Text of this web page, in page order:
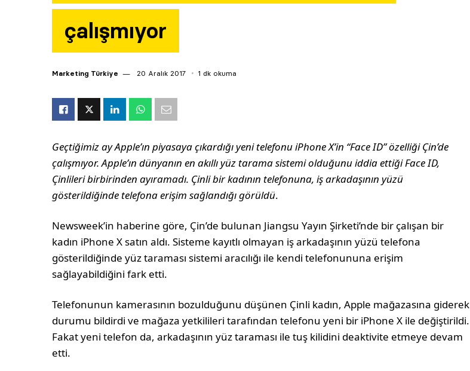
çalışmıyor
Marketing Türkiye 20 Aralık 2017 1 dk okuma
Geçtiğimiz ay Apple’ın piyasaya çıkardığı yeni telefonu iPhone X’in “Face ID” özelliği Çin’de
çalışmıyor. Apple’ın dünyanın en akıllı yüz tarama sistemi olduğunu iddia ettiği Face ID,
Çinlileri birbirinden ayıramadı. Çinli bir kadının telefonuna, iş arkadaşının yüzü
gösterildiğinde telefona erişim sağlandığı görüldü.
Newsweek’in haberine göre, Çin’de bulunan Jiangsu Yayın Şirketi’nde bir çalışan bir
kadın iPhone X satın aldı. Sisteme kayıtlı olmayan iş arkadaşının yüzü telefona
gösterildiğinde yüz taraması sistemi aracılığı ile kendi telefonununa erişim
sağlayabildiğini fark etti.
Telefonunun kamerasının bozulduğunu düşünen Çinli kadın, Apple mağazasına giderek
durumu bildirdi ve mağaza yetkilileri tarafından telefonu yeni bir iPhone X ile değiştirildi.
Fakat yeni telefon da, arkadaşının yüz taraması ile tuş kilidini deaktivite etmeye devam
etti.